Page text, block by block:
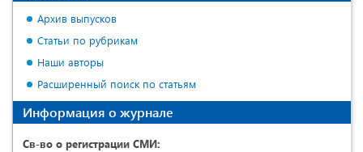
Архив выпусков
Статьи по рубрикам
Наши авторы
Расширенный поиск по статьям
Информация о журнале
Св-во о регистрации СМИ: